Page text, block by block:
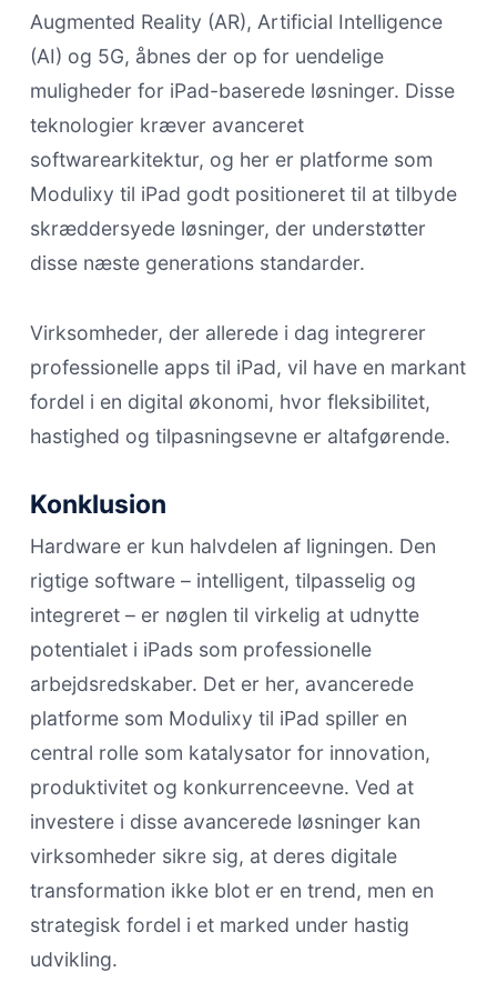
Augmented Reality (AR), Artificial Intelligence
(AI) og 5G, åbnes der op for uendelige
muligheder for iPad-baserede løsninger. Disse
teknologier kræver avanceret
softwarearkitektur, og her er platforme som
Modulixy til iPad godt positioneret til at tilbyde
skræddersyede løsninger, der understøtter
disse næste generations standarder.
Virksomheder, der allerede i dag integrerer
professionelle apps til iPad, vil have en markant
fordel i en digital økonomi, hvor fleksibilitet,
hastighed og tilpasningsevne er altafgørende.
Konklusion
Hardware er kun halvdelen af ligningen. Den
rigtige software – intelligent, tilpasselig og
integreret – er nøglen til virkelig at udnytte
potentialet i iPads som professionelle
arbejdsredskaber. Det er her, avancerede
platforme som Modulixy til iPad spiller en
central rolle som katalysator for innovation,
produktivitet og konkurrenceevne. Ved at
investere i disse avancerede løsninger kan
virksomheder sikre sig, at deres digitale
transformation ikke blot er en trend, men en
strategisk fordel i et marked under hastig
udvikling.